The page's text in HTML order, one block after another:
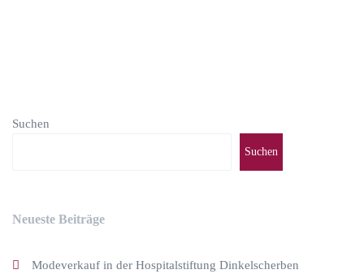
Suchen
Suchen
Neueste Beiträge
Modeverkauf in der Hospitalstiftung Dinkelscherben